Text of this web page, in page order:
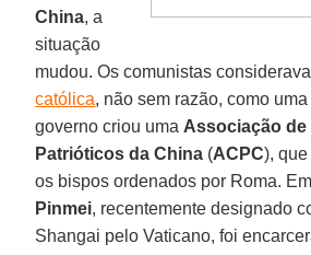
China, a
situação
mudou. Os comunistas
católica, não sem razão, como
governo criou uma Associação
Patrióticos da China (ACPC),
os bispos ordenados por Roma.
Pinmei, recentemente designado
Shangai pelo Vaticano, foi